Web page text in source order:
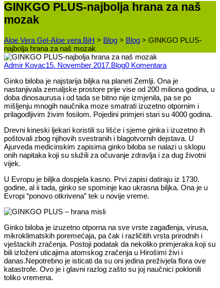
GINKGO PLUS-najbolja hrana za naš
mozak
Aloe Vera Gel-Aloe vera BiH > Blog > Blog > GINKGO PLUS-
najbolja hrana za naš mozak
Admir Kovac15. November 2017.Blog0 Komentara
Ginko biloba je najstarija biljka na planeti Zemlji. Ona je
nastanjivala zemaljske prostore prije vise od 200 miliona godina, u
doba dinosaurusa i od tada se bitno nije izmjenila, pa se po
mišljenju mnogih naučnika moze smatrati izuzetno otpornim i
prilagodljivim živim fosilom. Pojedini primjeri stari su 4000 godina.
Drevni kineski ljekari koristili su lišće i sjeme ginka i izuzetno ih
poštovali zbog njihovih svestranih i blagotvornih dejstava. U
Ajurveda medicinskim zapisima ginko biloba se nalazi u sklopu
onih napitaka koji su služili za očuvanje zdravlja i za dug životni
vijek.
U Evropu je biljka dospjela kasno. Prvi zapisi datiraju iz 1730.
godine, al ii tada, ginko se spominje kao ukrasna biljka. Ona je u
Evropi “ponovo otkrivena” tek u novije vreme.
Ginko biloba je izuzetno otporna na sve vrste zagađenja, virusa,
mikroklimatskih poremećaja, pa čak i različitih vrsta prirodnih i
vještackih zračenja. Postoji podatak da nekoliko primjeraka koji su
bili izloženi uticajima atomskog zračenja u Hirošimi živi i
danas.Nepotrebno je isticati da su oni jedina preživjela flora ove
katastrofe. Ovo je i glavni razlog zašto su joj naučnici poklonili
toliko vremena.